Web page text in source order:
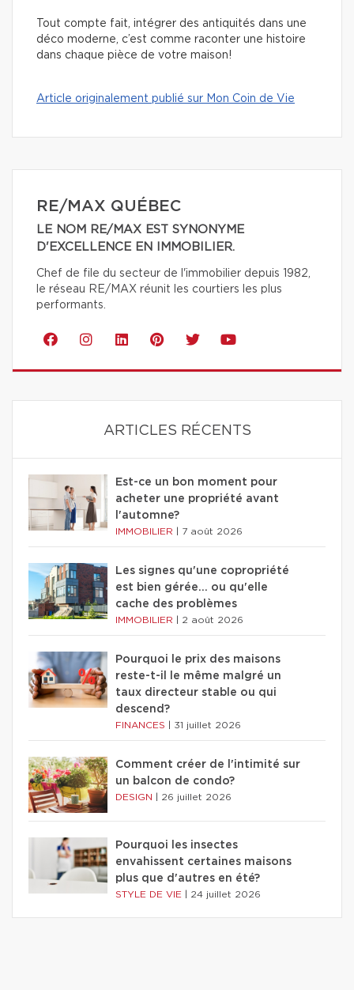
Tout compte fait, intégrer des antiquités dans une
déco moderne, c’est comme raconter une histoire
dans chaque pièce de votre maison!
Article originalement publié sur Mon Coin de Vie
RE/MAX QUÉBEC
LE NOM RE/MAX EST SYNONYME
D'EXCELLENCE EN IMMOBILIER.
Chef de file du secteur de l'immobilier depuis 1982,
le réseau RE/MAX réunit les courtiers les plus
performants.
ARTICLES RÉCENTS
Est-ce un bon moment pour
acheter une propriété avant
l'automne?
IMMOBILIER 7 août 2026
Les signes qu'une copropriété
est bien gérée… ou qu'elle
cache des problèmes
IMMOBILIER 2 août 2026
Pourquoi le prix des maisons
reste-t-il le même malgré un
taux directeur stable ou qui
descend?
FINANCES 31 juillet 2026
Comment créer de l'intimité sur
un balcon de condo?
DESIGN 26 juillet 2026
Pourquoi les insectes
envahissent certaines maisons
plus que d'autres en été?
STYLE DE VIE 24 juillet 2026